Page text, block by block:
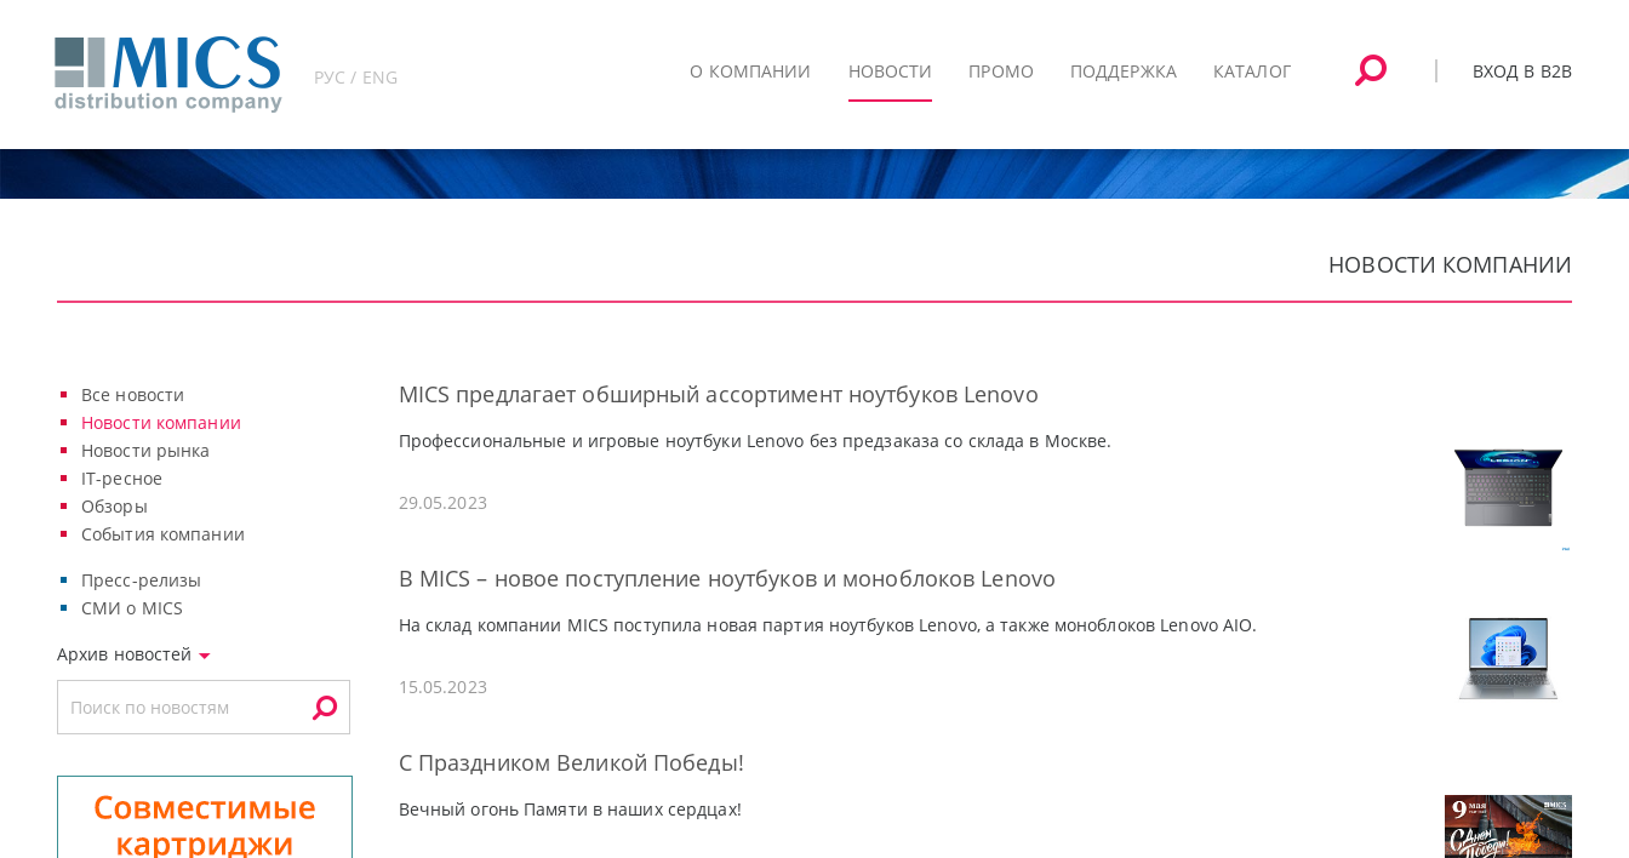
РУС / ENG ВХОД В B2B
О КОМПАНИИ НОВОСТИ ПРОМО ПОДДЕРЖКА КАТАЛОГ
НОВОСТИ КОМПАНИИ
Все новости
Новости компании
Новости рынка
IT-ресное
Обзоры
События компании
Пресс-релизы
СМИ о MICS
Архив новостей
MICS предлагает обширный ассортимент ноутбуков Lenovo
Профессиональные и игровые ноутбуки Lenovo без предзаказа со склада в Москве.
29.05.2023
В MICS – новое поступление ноутбуков и моноблоков Lenovo
На склад компании MICS поступила новая партия ноутбуков Lenovo, а также моноблоков Lenovo AIO.
15.05.2023
С Праздником Великой Победы!
Вечный огонь Памяти в наших сердцах!